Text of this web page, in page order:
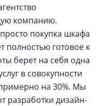
компанию.
покупка шкафа
полностью готовое к
берет на себя одна
в совокупности
на 30%. Мы
разработки дизайн-